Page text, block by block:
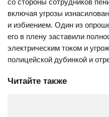
со стороны сотрудников
включая угрозы
и избиением. Один из
его в плену заставили
электрическим током и
полицейской дубинкой и
Читайте также